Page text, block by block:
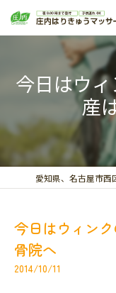
今日はウ
産
今日はウィン
骨院へ
2014/10/11